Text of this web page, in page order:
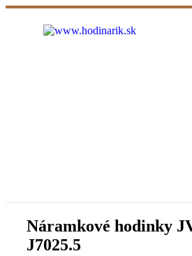
Náramkové hodinky
J7025.5